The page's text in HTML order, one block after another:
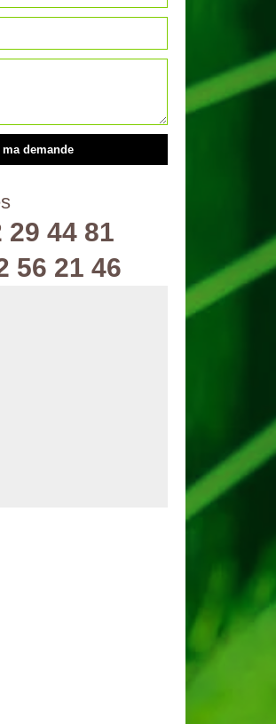
29 44 81
56 21 46